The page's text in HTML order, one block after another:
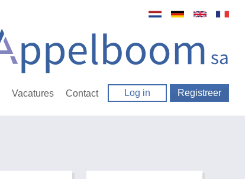
Vacatures Contact Log in Registreer